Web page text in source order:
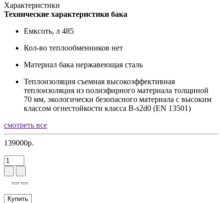
Характеристики
Технические характеристики бака
Емксоть, л 485
Кол-во теплообменников нет
Материал бака нержавеющая сталь
Теплоизоляция съемная высокоэффективная
теплоизоляция из полиэфирного материала толщиной
70 мм, экологически безопасного материала с высоким
классом огнестойкости класса B-s2d0 (EN 13501)
смотреть все
139000р.
Купить